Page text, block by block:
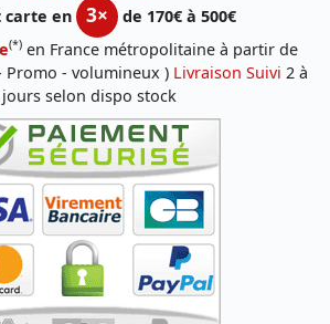
carte en
3×
de 170€ à 500€
(*) en France métropolitaine à partir de
Promo - volumineux ) Livraison Suivi 2 à
jours selon dispo stock